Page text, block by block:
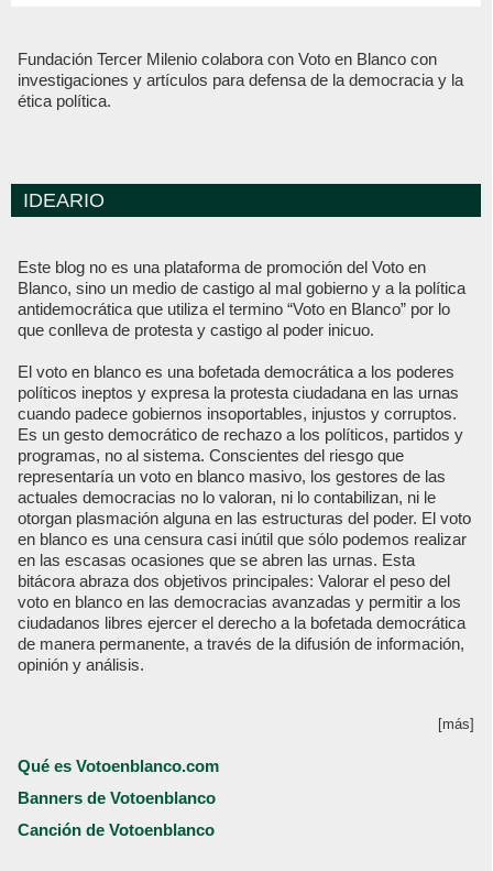
Fundación Tercer Milenio colabora con Voto en Blanco con
investigaciones y artículos para defensa de la democracia y la
ética política.
IDEARIO
Este blog no es una plataforma de promoción del Voto en
Blanco, sino un medio de castigo al mal gobierno y a la política
antidemocrática que utiliza el termino “Voto en Blanco” por lo
que conlleva de protesta y castigo al poder inicuo.
El voto en blanco es una bofetada democrática a los poderes
políticos ineptos y expresa la protesta ciudadana en las urnas
cuando padece gobiernos insoportables, injustos y corruptos.
Es un gesto democrático de rechazo a los políticos, partidos y
programas, no al sistema. Conscientes del riesgo que
representaría un voto en blanco masivo, los gestores de las
actuales democracias no lo valoran, ni lo contabilizan, ni le
otorgan plasmación alguna en las estructuras del poder. El voto
en blanco es una censura casi inútil que sólo podemos realizar
en las escasas ocasiones que se abren las urnas. Esta
bitácora abraza dos objetivos principales: Valorar el peso del
voto en blanco en las democracias avanzadas y permitir a los
ciudadanos libres ejercer el derecho a la bofetada democrática
de manera permanente, a través de la difusión de información,
opinión y análisis.
[más]
Qué es Votoenblanco.com
Banners de Votoenblanco
Canción de Votoenblanco